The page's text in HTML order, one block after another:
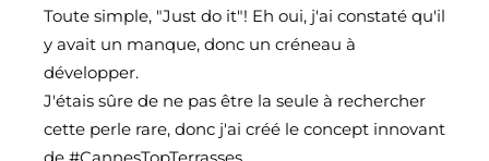
Toute simple, "Just do it"! Eh oui, j'ai constaté qu'il
y avait un manque, donc un créneau à
développer.
J'étais sûre de ne pas être la seule à rechercher
cette perle rare, donc j'ai créé le concept innovant